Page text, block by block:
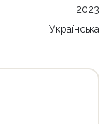
2023
Українська